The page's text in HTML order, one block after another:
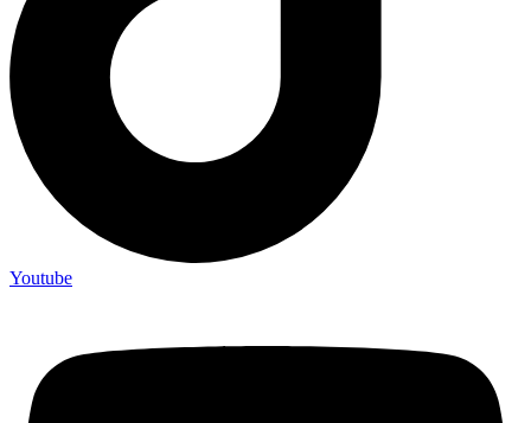
Youtube